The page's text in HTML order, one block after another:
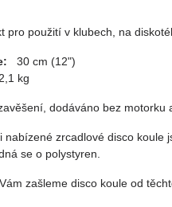
pro použití v klubech, na
30 cm (12")
kg
dodáváno bez motorku
nabízené zrcadlové disco koule
se o polystyren.
zašleme disco koule od